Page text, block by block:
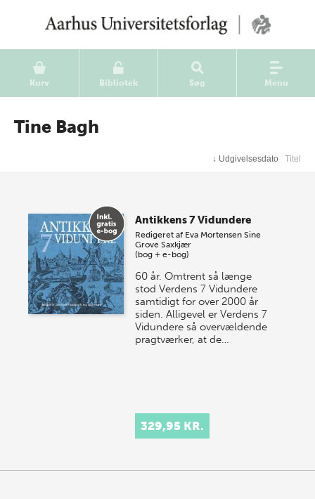
Kurv Bibliotek Søg Menu
Tine Bagh
↓ Udgivelsesdato Titel
Antikkens 7 Vidundere
Redigeret af Eva Mortensen Sine
Grove Saxkjær
(bog + e-bog)
60 år. Omtrent så længe
stod Verdens 7 Vidundere
samtidigt for over 2000 år
siden. Alligevel er Verdens 7
Vidundere så overvældende
pragtværker, at de…
329,95 KR.